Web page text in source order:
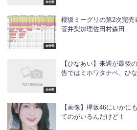
未分類
未分類
櫻坂ミーグリの第2次完
菅井梨加理佐田村森田
未分類
【ひなあい】来週が最後
告ではミホワタナベ、ひ
【画像】欅坂46にいかに
てのがいるんだけど！